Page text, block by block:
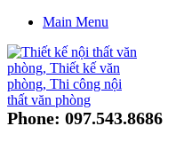
Main Menu
Phone: 097.543.8686